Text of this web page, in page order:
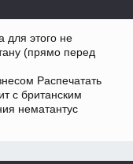
для этого не
(прямо перед
Распечатать
с британским
нематантус